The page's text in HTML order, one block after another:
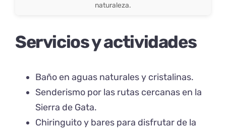
naturaleza.
Servicios y actividades
Baño en aguas naturales y cristalinas.
Senderismo por las rutas cercanas en la
Sierra de Gata.
Chiringuito y bares para disfrutar de la